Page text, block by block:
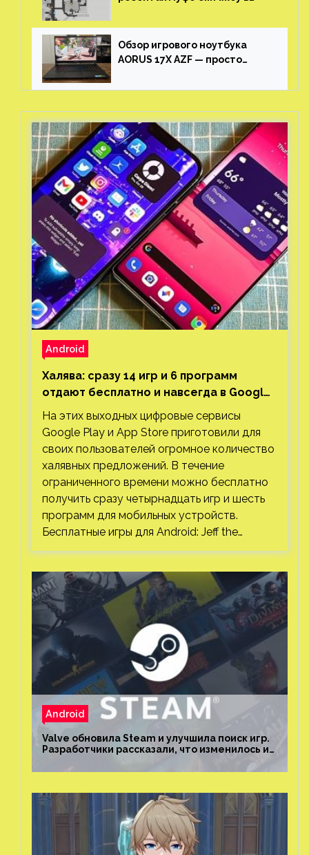
Обзор игрового ноутбука
AORUS 17X AZF — просто
Android
Халява: сразу 14 игр и 6 программ
отдают бесплатно и навсегда в Google
Play и App Store. Есть проект с 1 млн
загрузок
На этих выходных цифровые сервисы
Google Play и App Store приготовили для
своих пользователей огромное количество
халявных предложений. В течение
ограниченного времени можно бесплатно
получить сразу четырнадцать игр и шесть
программ для мобильных устройств.
Бесплатные игры для Android: Jeff the…
Android
Valve обновила Steam и улучшила поиск игр.
Разработчики рассказали, что изменилось и